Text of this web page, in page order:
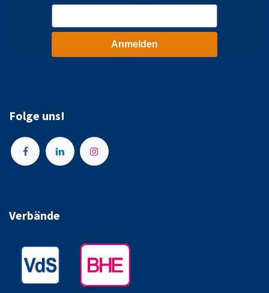
Anmelden
Folge uns!
Verbände